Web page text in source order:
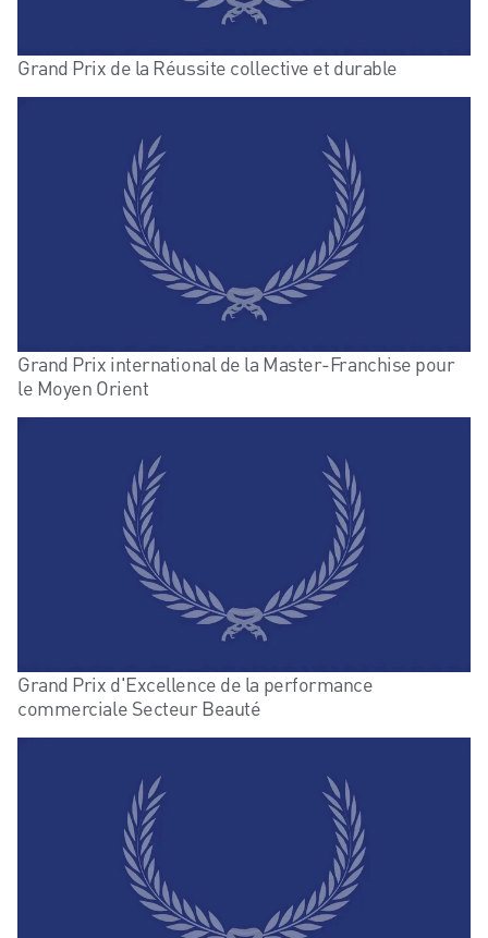
Grand Prix de la Réussite collective et durable
Grand Prix international de la Master-Franchise pour
le Moyen Orient
Grand Prix d'Excellence de la performance
commerciale Secteur Beauté